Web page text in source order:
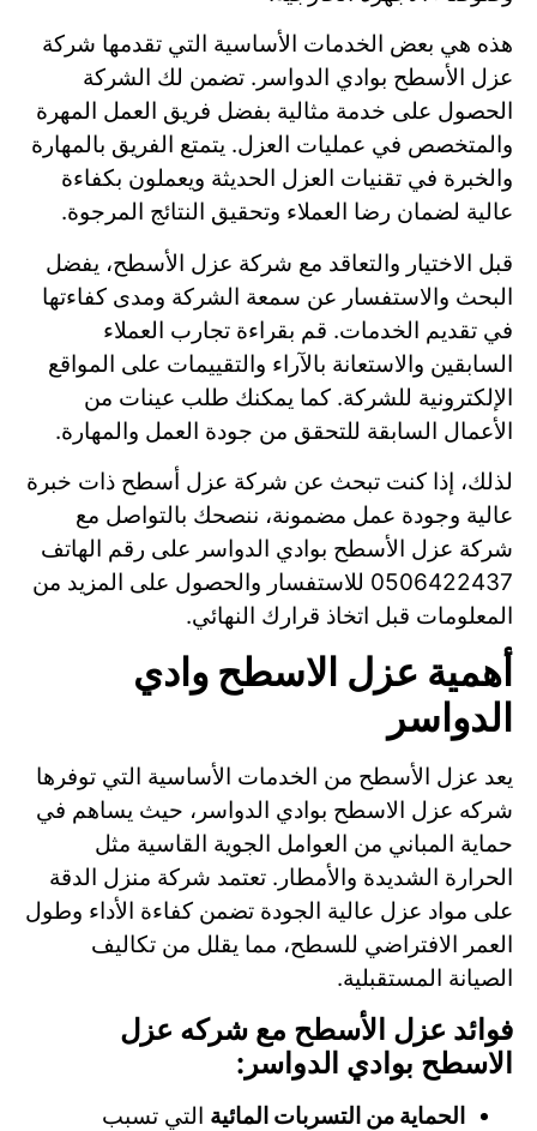
هذه هي بعض الخدمات الأساسية التي تقدمها شركة
عزل الأسطح بوادي الدواسر. تضمن لك الشركة
الحصول على خدمة مثالية بفضل فريق العمل المهرة
والمتخصص في عمليات العزل. يتمتع الفريق بالمهارة
والخبرة في تقنيات العزل الحديثة ويعملون بكفاءة
عالية لضمان رضا العملاء وتحقيق النتائج المرجوة.
قبل الاختيار والتعاقد مع شركة عزل الأسطح، يفضل
البحث والاستفسار عن سمعة الشركة ومدى كفاءتها
في تقديم الخدمات. قم بقراءة تجارب العملاء
السابقين والاستعانة بالآراء والتقييمات على المواقع
الإلكترونية للشركة. كما يمكنك طلب عينات من
الأعمال السابقة للتحقق من جودة العمل والمهارة.
لذلك، إذا كنت تبحث عن شركة عزل أسطح ذات خبرة
عالية وجودة عمل مضمونة، ننصحك بالتواصل مع
شركة عزل الأسطح بوادي الدواسر على رقم الهاتف
0506422437 للاستفسار والحصول على المزيد من
المعلومات قبل اتخاذ قرارك النهائي.
أهمية عزل الاسطح وادي
الدواسر
يعد عزل الأسطح من الخدمات الأساسية التي توفرها
شركه عزل الاسطح بوادي الدواسر، حيث يساهم في
حماية المباني من العوامل الجوية القاسية مثل
الحرارة الشديدة والأمطار. تعتمد شركة منزل الدقة
على مواد عزل عالية الجودة تضمن كفاءة الأداء وطول
العمر الافتراضي للسطح، مما يقلل من تكاليف
الصيانة المستقبلية.
فوائد عزل الأسطح مع شركه عزل
الاسطح بوادي الدواسر:
الحماية من التسربات المائية التي تسبب